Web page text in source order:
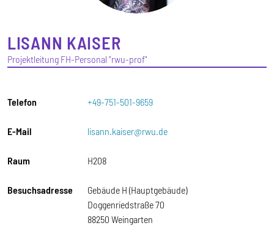
LISANN KAISER
Projektleitung FH-Personal "rwu-prof"
Telefon +49-751-501-9659
E-Mail lisann.kaiser@rwu.de
Raum H208
Besuchsadresse
Gebäude H (Hauptgebäude)
Doggenriedstraße 70
88250 Weingarten